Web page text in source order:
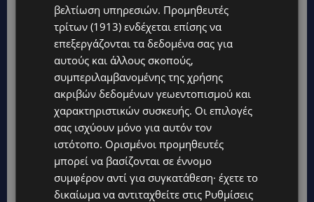
Topics
UPDATES
ΚΙΤΡΙΝΗ ΠΡΟΕΙΔΟΠΟΙΗΣΗ: Έτοιμοι για παραλία – Στους 40°C
και σήμερα η Κύπρος-Πότε θα τεθεί σε ισχύ
UPDATES
ΦΕΙΔΙΑΣ ΠΑΝΑΓΙΩΤΟΥ: Η εμφάνισή του στην εκδήλωση για
Ισαάκ και Σολωμού προκάλεσε αντιδράσεις – «Ασέβεια προς
τους νεκρούς»-(Φώτο)
βελτίωση υπηρεσιών. Προμηθευτές
τρίτων (1913) ενδέχεται επίσης να
επεξεργάζονται τα δεδομένα σας για
αυτούς και άλλους σκοπούς,
συμπεριλαμβανομένης της χρήσης
ακριβών δεδομένων γεωεντοπισμού και
χαρακτηριστικών συσκευής. Οι επιλογές
σας ισχύουν μόνο για αυτόν τον
ιστότοπο. Ορισμένοι προμηθευτές
μπορεί να βασίζονται σε έννομο
συμφέρον αντί για συγκατάθεση· έχετε το
δικαίωμα να αντιταχθείτε στις Ρυθμίσεις